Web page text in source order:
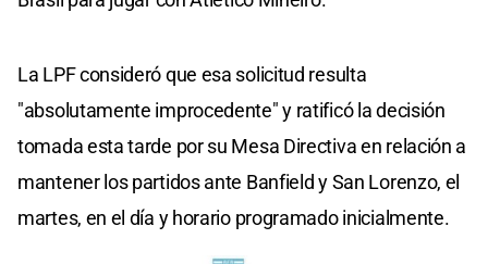
La LPF consideró que esa solicitud resulta
"absolutamente improcedente" y ratificó la decisión
tomada esta tarde por su Mesa Directiva en relación a
mantener los partidos ante Banfield y San Lorenzo, el
martes, en el día y horario programado inicialmente.